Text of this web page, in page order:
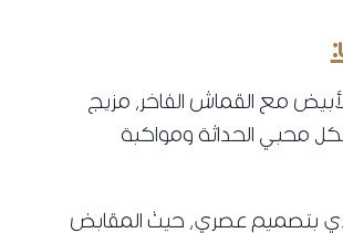
مع القماش الفاخر، مزيج
محبي الحداثة ومواكبة
بتصميم عصري، حيث المقابض